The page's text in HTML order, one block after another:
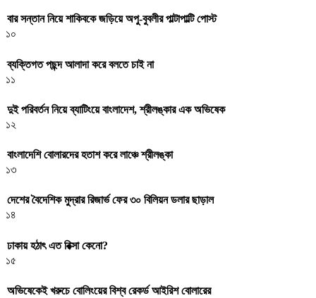
বার সন্তান নিয়ে শাকিবকে জড়িয়ে অপু-বুবলীর পাল্টাপাল্টি পোস্ট
১০
ব্যক্তিগত পছন্দ আলাদা করে বলতে চাই না
১১
দুই পরিবর্তন নিয়ে ব্যাটিংয়ে বাংলাদেশ, শ্রীলঙ্কার এক অভিষেক
১২
বাংলাদেশি বোলারদের হতাশ করে লাঞ্চে শ্রীলঙ্কা
১৩
দেশের বৈদেশিক মুদ্রার রিজার্ভ ফের ৩০ বিলিয়ন ডলার ছাড়াল
১৪
ঢাকায় হঠাৎ এত রিক্সা কেনো?
১৫
অভিষেকেই খরুচে বোলিংয়ের বিশ্ব রেকর্ড আইরিশ বোলারের